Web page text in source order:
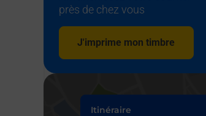
près de chez vous
J'imprime mon timbre
Itinéraire